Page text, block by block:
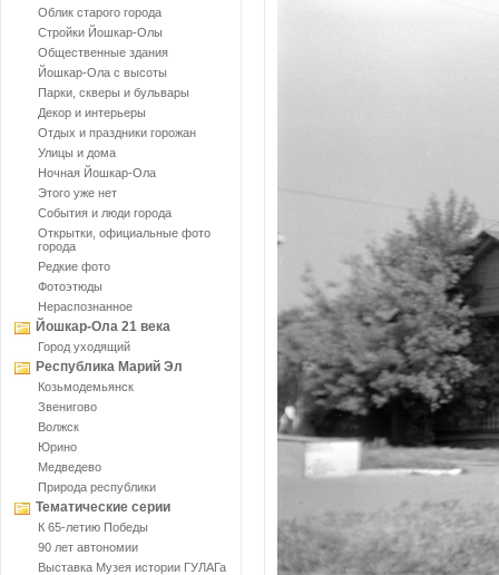
Облик старого города
Стройки Йошкар-Олы
Общественные здания
Йошкар-Ола с высоты
Парки, скверы и бульвары
Декор и интерьеры
Отдых и праздники горожан
Улицы и дома
Ночная Йошкар-Ола
Этого уже нет
События и люди города
Открытки, официальные фото
города
Редкие фото
Фотоэтюды
Нераспознанное
Йошкар-Ола 21 века
Город уходящий
Республика Марий Эл
Козьмодемьянск
Звенигово
Волжск
Юрино
Медведево
Природа республики
Тематические серии
К 65-летию Победы
90 лет автономии
Выставка Музея истории ГУЛАГа